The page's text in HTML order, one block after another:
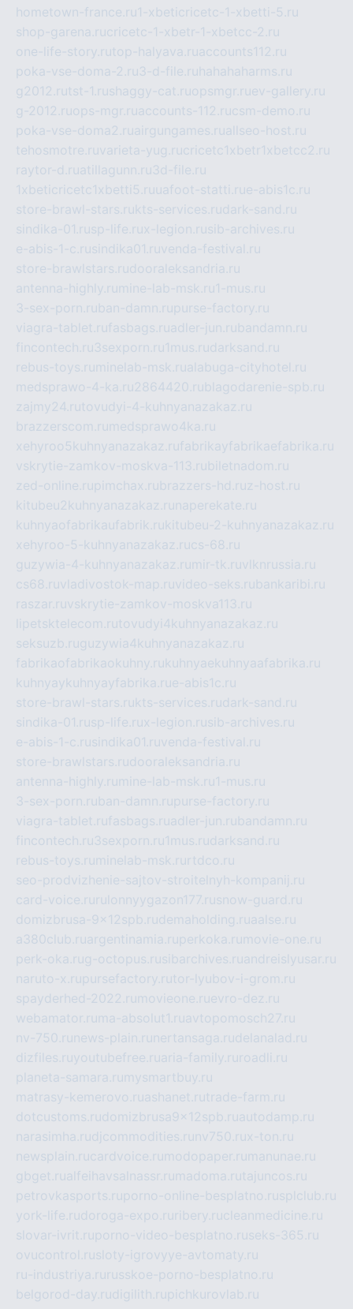
hometown-france.ru1-xbeticricetc-1-xbetti-5.ru
shop-garena.rucricetc-1-xbetr-1-xbetcc-2.ru
one-life-story.rutop-halyava.ruaccounts112.ru
poka-vse-doma-2.ru3-d-file.ru hahahaharms.ru
g2012.rutst-1.rushaggy-cat.ruopsmgr.ruev-gallery.ru
g-2012.ruops-mgr.ruaccounts-112.rucsm-demo.ru
poka-vse-doma2.ruairgungames.ruallseo-host.ru
tehosmotre.ruvarieta-yug.rucricetc1xbetr1xbetcc2.ru
raytor-d.ruatillagunn.ru3d-file.ru
1xbeticricetc1xbetti5.ruuafoot-statti.rue-abis1c.ru
store-brawl-stars.rukts-services.rudark-sand.ru
sindika-01.rusp-life.rux-legion.rusib-archives.ru
e-abis-1-c.rusindika01.ruvenda-festival.ru
store-brawlstars.rudooraleksandria.ru
antenna-highly.ru mine-lab-msk.ru1-mus.ru
3-sex-porn.ruban-damn.rupurse-factory.ru
viagra-tablet.rufasbags.ruadler-jun.rubandamn.ru
fincontech.ru3sexporn.ru1mus.rudarksand.ru
rebus-toys.ru minelab-msk.rualabuga-cityhotel.ru
medsprawo-4-ka.ru2864420.rublagodarenie-spb.ru
zajmy24.rutovudyi-4-kuhnyanazakaz.ru
brazzerscom.ru medsprawo4ka.ru
xehyroo5kuhnyanazakaz.rufabrikayfabrikaefabrika.ru
vskrytie-zamkov-moskva-113.rubiletnadom.ru
zed-online.rupimchax.rubrazzers-hd.ruz-host.ru
kitubeu2kuhnyanazakaz.ru naperekate.ru
kuhnyaofabrikaufabrik.rukitubeu-2-kuhnyanazakaz.ru
xehyroo-5-kuhnyanazakaz.rucs-68.ru
guzywia-4-kuhnyanazakaz.ru mir-tk.ruvlknrussia.ru
cs68.ruvladivostok-map.ruvideo-seks.rubankaribi.ru
raszar.ruvskrytie-zamkov-moskva113.ru
lipetsktelecom.rutovudyi4kuhnyanazakaz.ru
seksuzb.ruguzywia4kuhnyanazakaz.ru
fabrikaofabrikaokuhny.rukuhnyaekuhnyaafabrika.ru
kuhnyaykuhnyayfabrika.rue-abis1c.ru
store-brawl-stars.rukts-services.rudark-sand.ru
sindika-01.rusp-life.rux-legion.rusib-archives.ru
e-abis-1-c.rusindika01.ruvenda-festival.ru
store-brawlstars.rudooraleksandria.ru
antenna-highly.ru mine-lab-msk.ru1-mus.ru
3-sex-porn.ruban-damn.rupurse-factory.ru
viagra-tablet.rufasbags.ruadler-jun.rubandamn.ru
fincontech.ru3sexporn.ru1mus.rudarksand.ru
rebus-toys.ru minelab-msk.ru rtdco.ru
seo-prodvizhenie-sajtov-stroitelnyh-kompanij.ru
card-voice.ru rulonnyygazon177.rusnow-guard.ru
domizbrusa-9x12spb.rudemaholding.ruaalse.ru
a380club.ruargentinamia.ruperkoka.ru movie-one.ru
perk-oka.rug-octopus.rusibarchives.ruandreislyusar.ru
naruto-x.rupursefactory.rutor-lyubov-i-grom.ru
spayderhed-2022.ru movieone.ruevro-dez.ru
webamator.ru ma-absolut1.ruavtopomosch27.ru
nv-750.ru news-plain.ru nertansaga.rudelanalad.ru
dizfiles.ruyoutubefree.ruaria-family.ru roadli.ru
planeta-samara.ru mysmartbuy.ru
matrasy-kemerovo.ruashanet.rutrade-farm.ru
dotcustoms.rudomizbrusa9x12spb.ruautodamp.ru
narasimha.rudjcommodities.ru nv750.rux-ton.ru
newsplain.rucardvoice.ru modopaper.ru manunae.ru
gbget.rualfeihavsalnassr.ru madoma.rutajuncos.ru
petrovkasports.ruporno-online-besplatno.rusplclub.ru
york-life.rudoroga-expo.ru ribery.rucleanmedicine.ru
slovar-ivrit.ruporno-video-besplatno.ruseks-365.ru
ovucontrol.rusloty-igrovyye-avtomaty.ru
ru-industriya.ru russkoe-porno-besplatno.ru
belgorod-day.rudigilith.rupichkurovlab.ru